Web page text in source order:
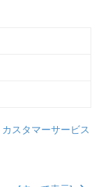
カスタマーサービス